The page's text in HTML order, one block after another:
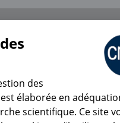
CNRS Le Mag
des
élaborée en
scientifique. Ce site